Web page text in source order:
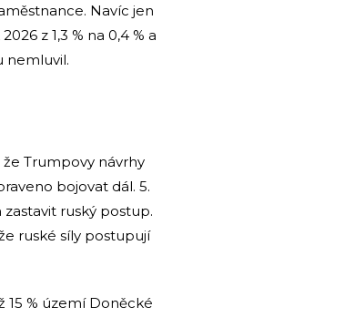
Navíc jen
z 1,3 % na 0,4 % a
nemluvil.
Trumpovy návrhy
bojovat dál. 5.
ruský postup.
ruské síly postupují
% území Doněcké